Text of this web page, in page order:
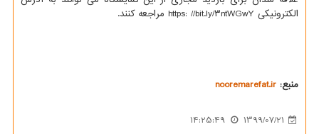
الکترونیکی https: //bit.ly/۳ntWGwY مراجعه کنند.
منبع: nooremarefat.ir
1399/07/21
14:25:49